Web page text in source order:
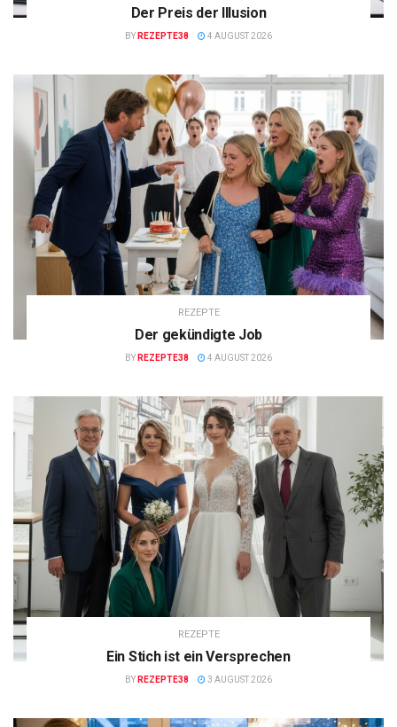
Der Preis der Illusion
BY REZEPTE38 4 AUGUST 2026
REZEPTE
Der gekündigte Job
BY REZEPTE38 4 AUGUST 2026
REZEPTE
Ein Stich ist ein Versprechen
BY REZEPTE38 3 AUGUST 2026